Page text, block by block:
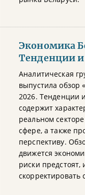
Экономика
Тенденции
Аналитическая
выпустила обзор
2026. Тенденции
содержит
реальном
сфере, а также
перспективу.
движется
риски предстоят,
скорректировать